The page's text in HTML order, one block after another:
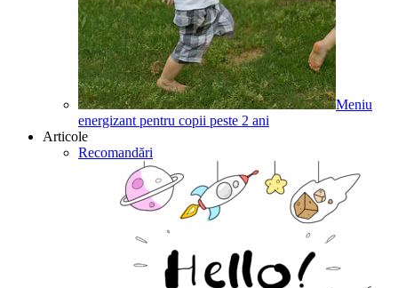
Meniu
energizant pentru copii peste 2 ani
Articole
Recomandări